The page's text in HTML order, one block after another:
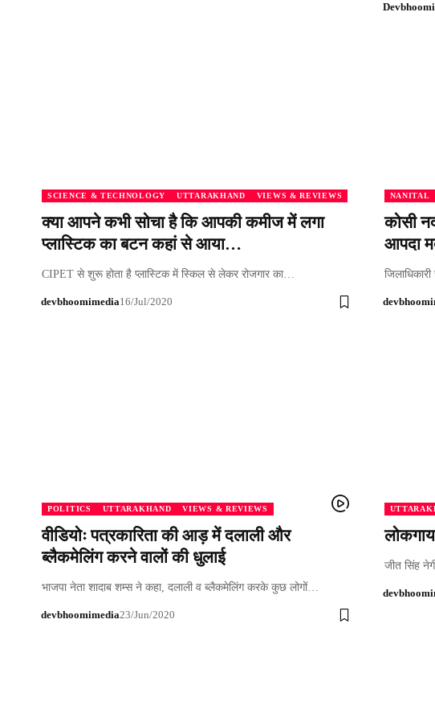
SCIENCE & TECHNOLOGY UTTARAKHAND VIEWS & REVIEWS
क्या आपने कभी सोचा है कि आपकी कमीज में लगा
प्लास्टिक का बटन कहां से आया…
CIPET से शुरू होता है प्लास्टिक में स्किल से लेकर रोजगार का…
devbhoomimedia16/Jul/2020
NANITAL
कोसी
आपदा
POLITICS UTTARAKHAND VIEWS & REVIEWS
वीडियोः पत्रकारिता की आड़ में दलाली और
ब्लैकमेलिंग करने वालों की धुलाई
भाजपा नेता शादाब शम्स ने कहा, दलाली व ब्लैकमेलिंग करके कुछ लोगों…
devbhoomimedia23/Jun/2020
जीत सिंह